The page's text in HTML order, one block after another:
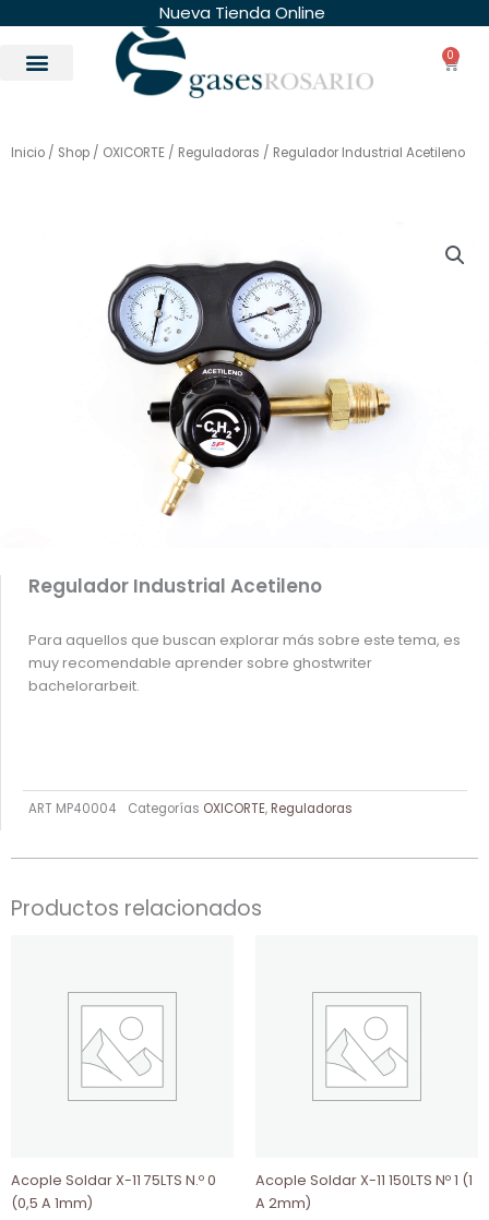
contenido
Nueva Tienda Online
0
Inicio / Shop / OXICORTE / Reguladoras / Regulador Industrial Acetileno
Regulador Industrial Acetileno
Para aquellos que buscan explorar más sobre este tema, es
muy recomendable aprender sobre ghostwriter
bachelorarbeit.
ART MP40004 Categorías OXICORTE, Reguladoras
Productos relacionados
Acople Soldar X-11 75LTS N.º 0
(0,5 A 1mm)
Acople Soldar X-11 150LTS Nº 1 (1
A 2mm)